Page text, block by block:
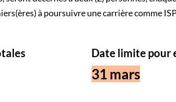
à poursuivre une carrière comme
Date limite pour
31 mars